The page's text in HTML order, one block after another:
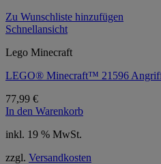
Zu Wunschliste hinzufügen
Schnellansicht
Lego Minecraft
LEGO® Minecraft™ 21596 Angriff
77,99 €
In den Warenkorb
inkl. 19 % MwSt.
zzgl. Versandkosten